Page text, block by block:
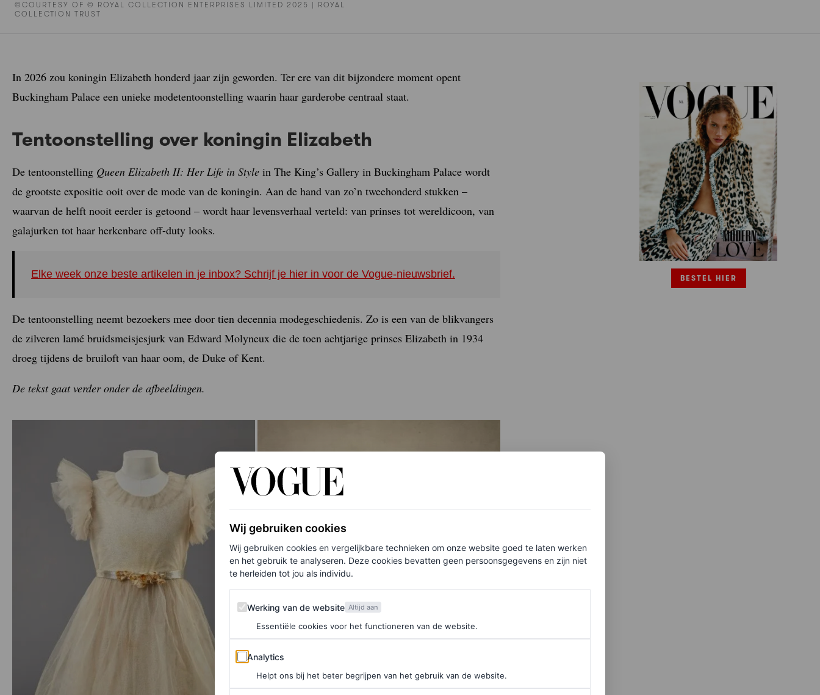
©COURTESY OF © ROYAL COLLECTION ENTERPRISES LIMITED 2025 | ROYAL
COLLECTION TRUST
In 2026 zou koningin Elizabeth honderd jaar zijn geworden. Ter ere van dit bijzondere moment opent
Buckingham Palace een unieke modetentoonstelling waarin haar garderobe centraal staat.
Tentoonstelling over koningin Elizabeth
De tentoonstelling Queen Elizabeth II: Her Life in Style in The King’s Gallery in Buckingham Palace wordt
de grootste expositie ooit over de mode van de koningin. Aan de hand van zo’n tweehonderd stukken –
waarvan de helft nooit eerder is getoond – wordt haar levensverhaal verteld: van prinses tot wereldicoon, van
galajurken tot haar herkenbare off-duty looks.
Elke week onze beste artikelen in je inbox? Schrijf je hier in voor de Vogue-nieuwsbrief.
De tentoonstelling neemt bezoekers mee door tien decennia modegeschiedenis. Zo is een van de blikvangers
de zilveren lamé bruidsmeisjesjurk van Edward Molyneux die de toen achtjarige prinses Elizabeth in 1934
droeg tijdens de bruiloft van haar oom, de Duke of Kent.
De tekst gaat verder onder de afbeeldingen.
BESTEL HIER
Wij gebruiken cookies
Wij gebruiken cookies en vergelijkbare technieken om onze website goed te laten werken
en het gebruik te analyseren. Deze cookies bevatten geen persoonsgegevens en zijn niet
te herleiden tot jou als individu.
Werking van de website
Werking van de website Altijd aan
Essentiële cookies voor het functioneren van de website.
Analytics
Analytics
Helpt ons bij het beter begrijpen van het gebruik van de website.